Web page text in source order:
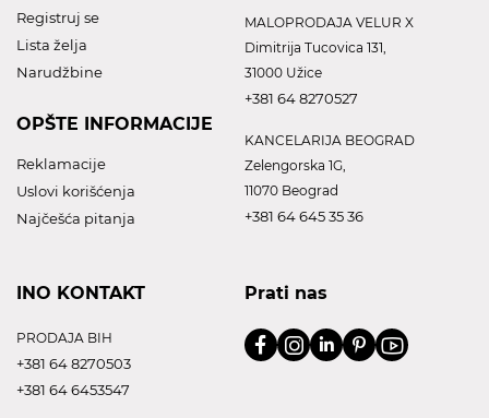
Registruj se
Lista želja
Narudžbine
OPŠTE INFORMACIJE
Reklamacije
Uslovi korišćenja
Najčešća pitanja
MALOPRODAJA VELUR X
Dimitrija Tucovica 131,
31000 Užice
+381 64 8270527
KANCELARIJA BEOGRAD
Zelengorska 1G,
11070 Beograd
+381 64 645 35 36
INO KONTAKT
PRODAJA BIH
+381 64 8270503
+381 64 6453547
Prati nas